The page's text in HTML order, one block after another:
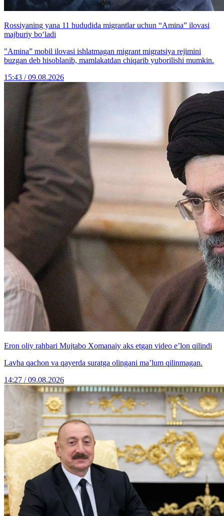
Rossiyaning yana 11 hududida migrantlar uchun “Amina” ilovasi
majburiy bo‘ladi
"Amina” mobil ilovasi ishlatmagan migrant migratsiya rejimini
buzgan deb hisoblanib, mamlakatdan chiqarib yuborilishi mumkin.
15:43 / 09.08.2026
Eron oliy rahbari Mujtabo Xomanaiy aks etgan video e’lon qilindi
Lavha qachon va qayerda suratga olingani ma’lum qilinmagan.
14:27 / 09.08.2026